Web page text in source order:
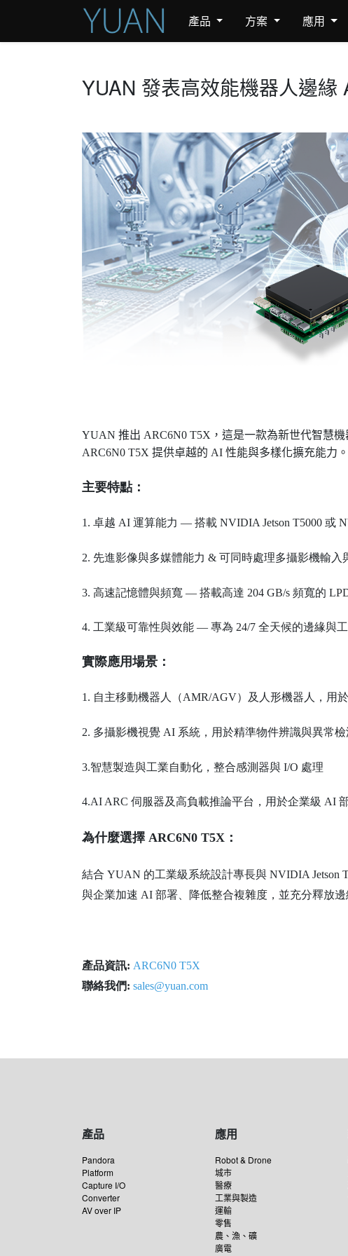
產品 方案 應用
YUAN 發表高效能機器人邊
YUAN 推出 ARC6N0 T5X，這是一款為新世代智慧
ARC6N0 T5X 提供卓越的 AI 性能與多樣化擴充能力。
主要特點：
1. 卓越 AI 運算能力 — 搭載 NVIDIA Jetson T5000 或
2. 先進影像與多媒體能力 & 可同時處理多攝影機輸入
3. 高速記憶體與頻寬 — 搭載高達 204 GB/s 頻寬的
4. 工業級可靠性與效能 — 專為 24/7 全天候的邊緣與
實際應用場景：
1. 自主移動機器人（AMR/AGV）及人形機器人，用
2. 多攝影機視覺 AI 系統，用於精準物件辨識與異常檢
3.智慧製造與工業自動化，整合感測器與 I/O 處理
4.AI ARC 伺服器及高負載推論平台，用於企業級 AI
為什麼選擇 ARC6N0 T5X：
結合 YUAN 的工業級系統設計專長與 NVIDIA
與企業加速 AI 部署、降低整合複雜度，並充分釋放邊
產品資訊: ARC6N0 T5X
聯絡我們: sales@yuan.com
產品
Pandora
Platform
Capture I/O
Converter
AV over IP
應用
Robot & Drone
城市
醫療
工業與製造
運輸
零售
農、漁、礦
廣電